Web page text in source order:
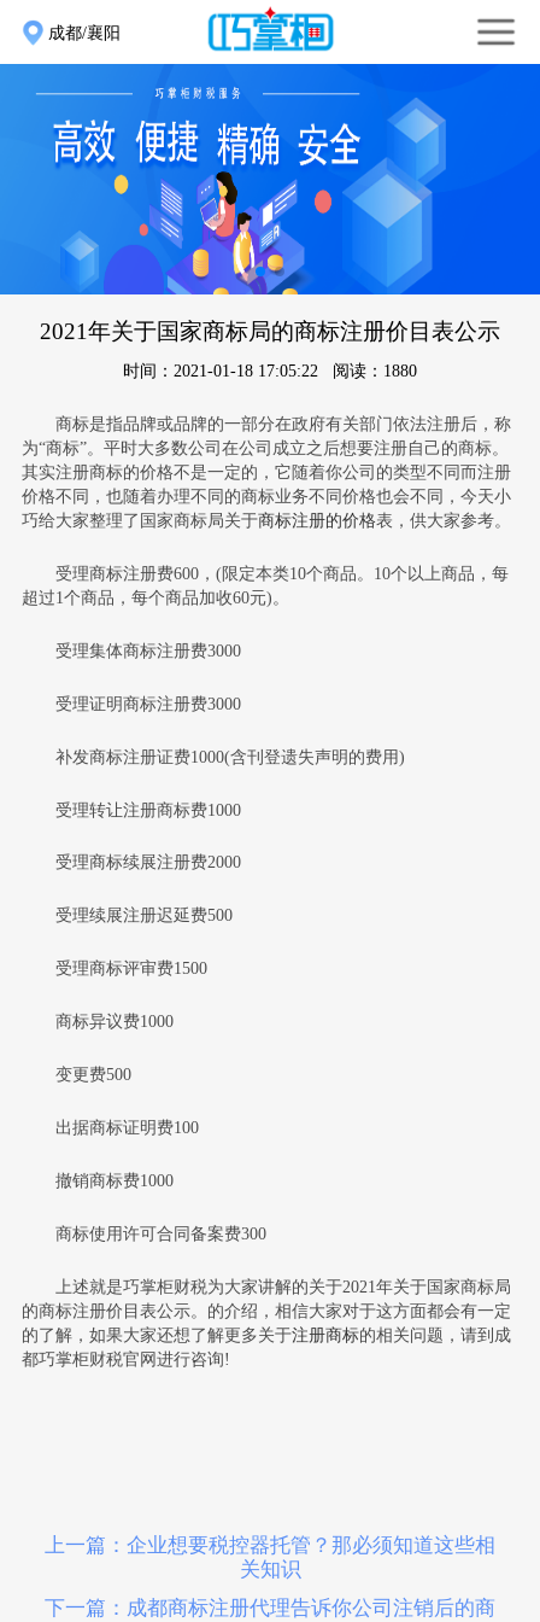
成都/襄阳
2021年关于国家商标局的商标注册价目表公示
时间：2021-01-18 17:05:22 阅读：1880
商标是指品牌或品牌的一部分在政府有关部门依法注册后，称
为“商标”。平时大多数公司在公司成立之后想要注册自己的商标。
其实注册商标的价格不是一定的，它随着你公司的类型不同而注册
价格不同，也随着办理不同的商标业务不同价格也会不同，今天小
巧给大家整理了 国家商标局关于商标注册的价格表 ，供大家参考。
受理商标注册费600，(限定本类10个商品。10个以上商品，每
超过1个商品，每个商品加收60元)。
受理集体商标注册费3000
受理证明商标注册费3000
补发商标注册证费1000(含刊登遗失声明的费用)
受理转让注册商标费1000
受理商标续展注册费2000
受理续展注册迟延费500
受理商标评审费1500
商标异议费1000
变更费500
出据商标证明费100
撤销商标费1000
商标使用许可合同备案费300
上述就是巧掌柜财税为大家讲解的关于2021年关于国家商标局
的商标注册价目表公示。的介绍，相信大家对于这方面都会有一定
的了解，如果大家还想了解更多关于注册商标的相关问题，请到成
都巧掌柜财税官网进行咨询!
上一篇：企业想要税控器托管？那必须知道这些相
关知识
下一篇：成都商标注册代理告诉你公司注销后的商